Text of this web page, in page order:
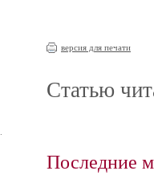
версия для печати
Статью
Последние